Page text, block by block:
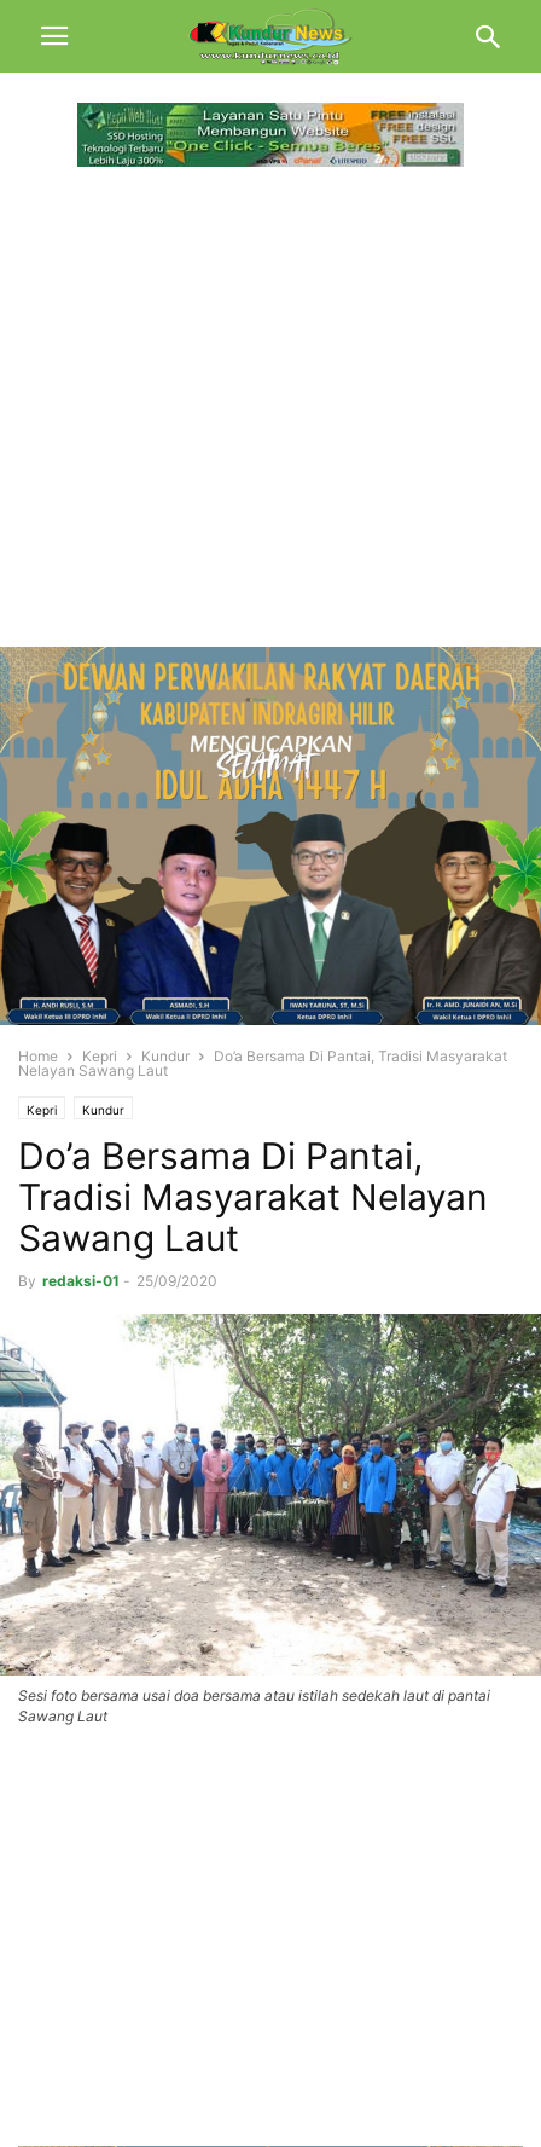
Home Kepri Kundur
Do’a Bersama Di Pantai, Tradisi Masyarakat
Nelayan Sawang Laut
Kepri Kundur
Do’a Bersama Di Pantai,
Tradisi Masyarakat Nelayan
Sawang Laut
By redaksi-01 - 25/09/2020
Sesi foto bersama usai doa bersama atau istilah sedekah laut di pantai
Sawang Laut